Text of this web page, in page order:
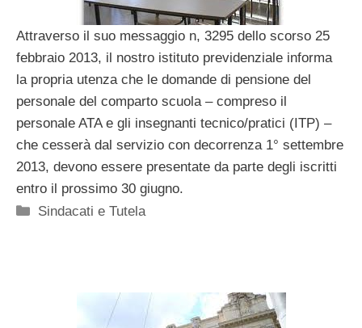
Attraverso il suo messaggio n, 3295 dello scorso 25
febbraio 2013, il nostro istituto previdenziale informa
la propria utenza che le domande di pensione del
personale del comparto scuola – compreso il
personale ATA e gli insegnanti tecnico/pratici (ITP) –
che cesserà dal servizio con decorrenza 1° settembre
2013, devono essere presentate da parte degli iscritti
entro il prossimo 30 giugno.
Categorie
Sindacati e Tutela